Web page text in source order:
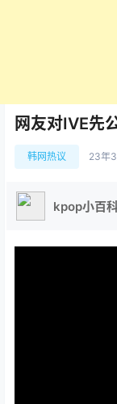
网友对IVE先
韩网热议 23年
kpop小百